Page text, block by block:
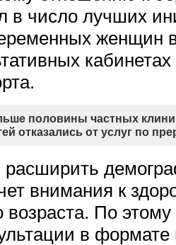
число лучших
женщин
половины частных
отказались от услуг по
внимания к
возраста. По
в